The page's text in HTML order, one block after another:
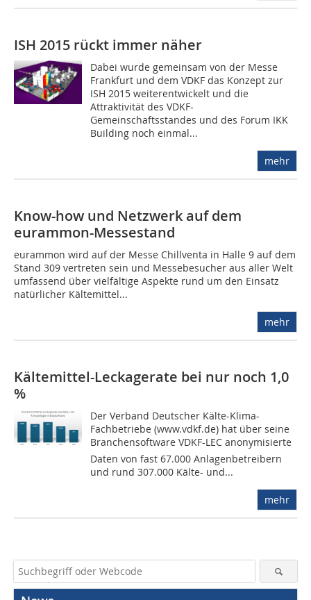
ISH 2015 rückt immer näher
Dabei wurde gemeinsam von der Messe
Frankfurt und dem VDKF das Konzept zur
ISH 2015 weiterentwickelt und die
Attraktivität des VDKF-
Gemeinschaftsstandes und des Forum IKK
Building noch einmal...
mehr
Know-how und Netzwerk auf dem
eurammon-Messestand
eurammon wird auf der Messe Chillventa in Halle 9 auf dem
Stand 309 vertreten sein und Messebesucher aus aller Welt
umfassend über vielfältige Aspekte rund um den Einsatz
natürlicher Kältemittel...
mehr
Kältemittel-Leckagerate bei nur noch 1,0
%
Der Verband Deutscher Kälte-Klima-
Fachbetriebe (www.vdkf.de) hat über seine
Branchensoftware VDKF-LEC anonymisierte
Daten von fast 67.000 Anlagenbetreibern
und rund 307.000 Kälte- und...
mehr